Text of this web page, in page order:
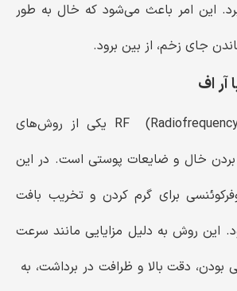
این امر باعث می‌شود که خال به طور
جای زخم، از بین برود.
برداشتن خال با RF (Radiofrequency) یکی از روش‌های
بردن خال و ضایعات پوستی است. در این
برای گرم کردن و تخریب بافت
این روش به دلیل مزایایی مانند سرعت
بودن، دقت بالا و ظرافت در برداشت، به